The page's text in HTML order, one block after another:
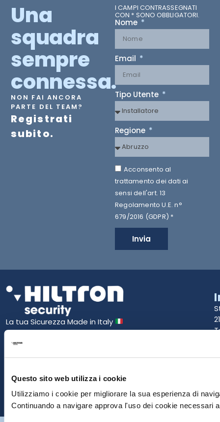
Questo sito web utilizza i cookie
Utilizziamo i cookie per migliorare la sua esperienza di
Continuando a navigare approva l'uso dei cookie necessari
Una
squadra
sempre
connessa.
NON FAI ANCORA
PARTE DEL TEAM?
Registrati
subito.
I CAMPI CONTRASSEGNATI
CON * SONO OBBLIGATORI.
Nome
Email
Tipo Utente
Regione
Acconsento al
trattamento dei dati ai
sensi dell'art. 13
Regolamento U.E. n°
679/2016 (GDPR) *
Invia
La tua Sicurezza Made in Italy